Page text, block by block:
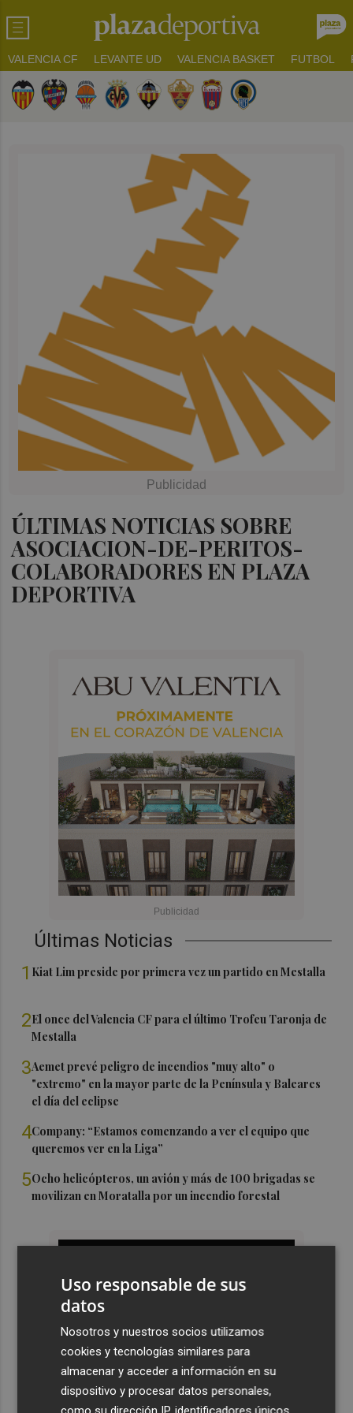
VALENCIA CF LEVANTE UD VALENCIA BASKET FUTBOL
ÚLTIMAS NOTICIAS SOBRE
ASOCIACION-DE-PERITOS-
COLABORADORES EN PLAZA
DEPORTIVA
Últimas Noticias
1 Kiat Lim preside por primera vez un partido en Mestalla
2El once del Valencia CF para el último Trofeu Taronja de
Mestalla
3Aemet prevé peligro de incendios "muy alto" o
"extremo" en la mayor parte de la Península y Baleares
el día del eclipse
4Company: “Estamos comenzando a ver el equipo que
queremos ver en la Liga”
5Ocho helicópteros, un avión y más de 100 brigadas se
movilizan en Moratalla por un incendio forestal
Uso responsable de sus
datos
Nosotros y nuestros socios utilizamos
cookies y tecnologías similares para
almacenar y acceder a información en su
dispositivo y procesar datos personales,